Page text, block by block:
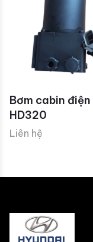
Bơm cabin điện
HD320
Liên hệ